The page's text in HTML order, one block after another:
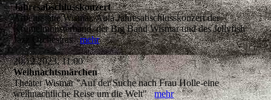
Jahresabschlusskonzert
Arbeitsstätte Wismar, Aula Jahresabschlusskonzert der
Krümelmonsterband, der Big Band Wismar und des Jellyfish
Jazz Orchestrasmehr
20.12.2023, 11:00
Weihnachtsmärchen
Theater Wismar "Auf der Suche nach Frau Holle-eine
weihnachtliche Reise um die Welt"mehr